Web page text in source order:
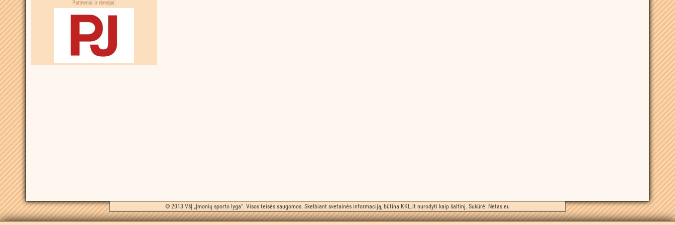
Partneriai ir rėmėjai:
© 2013 VšĮ „Įmonių sporto lyga“. Visos teisės saugomos. Skelbiant svetainės informaciją, būtina KKL.lt nurodyti kaip šaltinį. Sukūrė: Netas.eu